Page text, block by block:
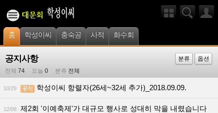
홈 학성이씨 충숙공 사적 화수회
공지사항 분류
옵션
전체 74 오늘 0 분류 전체
10/29 학성이씨 항렬자(26세~32세 추가)_2018.09.09.
12/08 제2회 '이예축제'가 대규모 행사로 성대히 막을 내렸습니다